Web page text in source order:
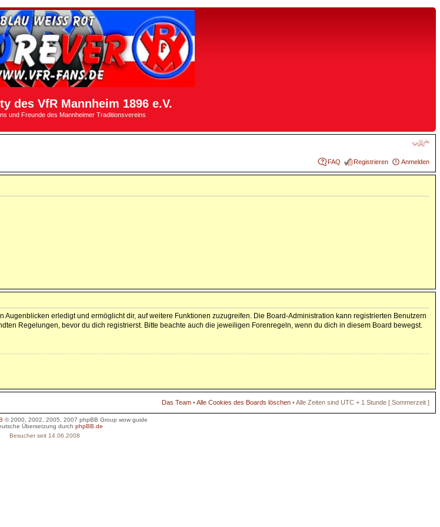
des VfR Mannheim 1896 e.V.
und Freunde des Mannheimer Traditionsvereins
FAQ Registrieren Anmelden
erledigt und ermöglicht dir, auf weitere Funktionen zuzugreifen. Die Board-Administration kann registrierten Benutzern
Regelungen, bevor du dich registrierst. Bitte beachte auch die jeweiligen Forenregeln, wenn du dich in diesem Board bewegst.
Das Team •Alle Cookies des Boards löschen • Alle Zeiten sind UTC + 1 Stunde [ Sommerzeit ]
© 2000, 2002, 2005, 2007 phpBB Group wow guide
Übersetzung durchphpBB.de
Besucher seit 14.06.2008